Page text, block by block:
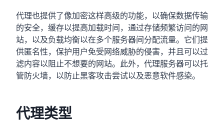
代理也提供了像加密这样高级的功能，以确保数据传输
的安全，缓存以提高加载时间，通过存储频繁访问的网
站，以及负载均衡以在多个服务器间分配流量。它们提
供匿名性，保护用户免受网络威胁的侵害，并且可以过
滤内容以阻止不想要的网站。此外，代理服务器可以托
管防火墙，以防止黑客攻击尝试以及恶意软件感染。
代理类型